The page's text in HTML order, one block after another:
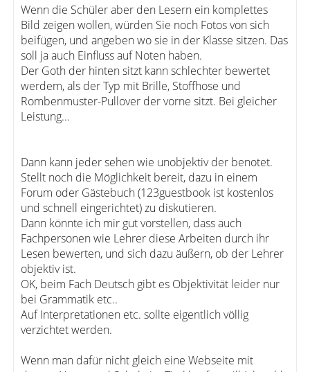
Wenn die Schüler aber den Lesern ein komplettes
Bild zeigen wollen, würden Sie noch Fotos von sich
beifügen, und angeben wo sie in der Klasse sitzen. Das
soll ja auch Einfluss auf Noten haben.
Der Goth der hinten sitzt kann schlechter bewertet
werdem, als der Typ mit Brille, Stoffhose und
Rombenmuster-Pullover der vorne sitzt. Bei gleicher
Leistung...
Dann kann jeder sehen wie unobjektiv der benotet.
Stellt noch die Möglichkeit bereit, dazu in einem
Forum oder Gästebuch (123guestbook ist kostenlos
und schnell eingerichtet) zu diskutieren.
Dann könnte ich mir gut vorstellen, dass auch
Fachpersonen wie Lehrer diese Arbeiten durch ihr
Lesen bewerten, und sich dazu äußern, ob der Lehrer
objektiv ist.
OK, beim Fach Deutsch gibt es Objektivität leider nur
bei Grammatik etc..
Auf Interpretationen etc. sollte eigentlich völlig
verzichtet werden.
Wenn man dafür nicht gleich eine Webseite mit